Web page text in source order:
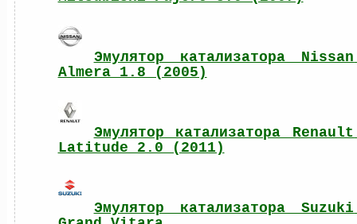
Эмулятор катализатора Nissan
Almera 1.8 (2005)
Эмулятор катализатора Renault
Latitude 2.0 (2011)
Эмулятор катализатора Suzuki